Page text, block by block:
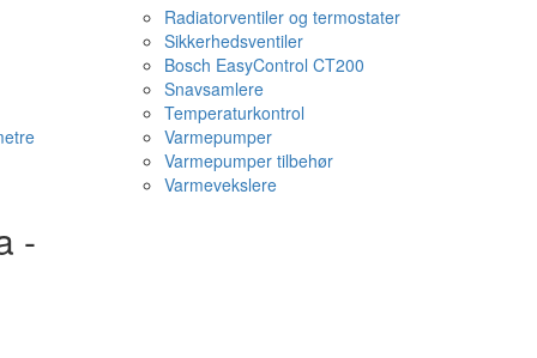
Radiatorventiler og termostater
Sikkerhedsventiler
Bosch EasyControl CT200
Snavsamlere
Temperaturkontrol
Varmepumper
Varmepumper tilbehør
Varmevekslere
-